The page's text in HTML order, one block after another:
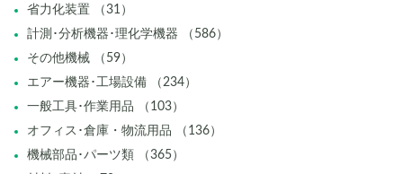
省力化装置 （31）
計測･分析機器･理化学機器 （586）
その他機械 （59）
エアー機器･工場設備 （234）
一般工具･作業用品 （103）
オフィス･倉庫・物流用品 （136）
機械部品･パーツ類 （365）